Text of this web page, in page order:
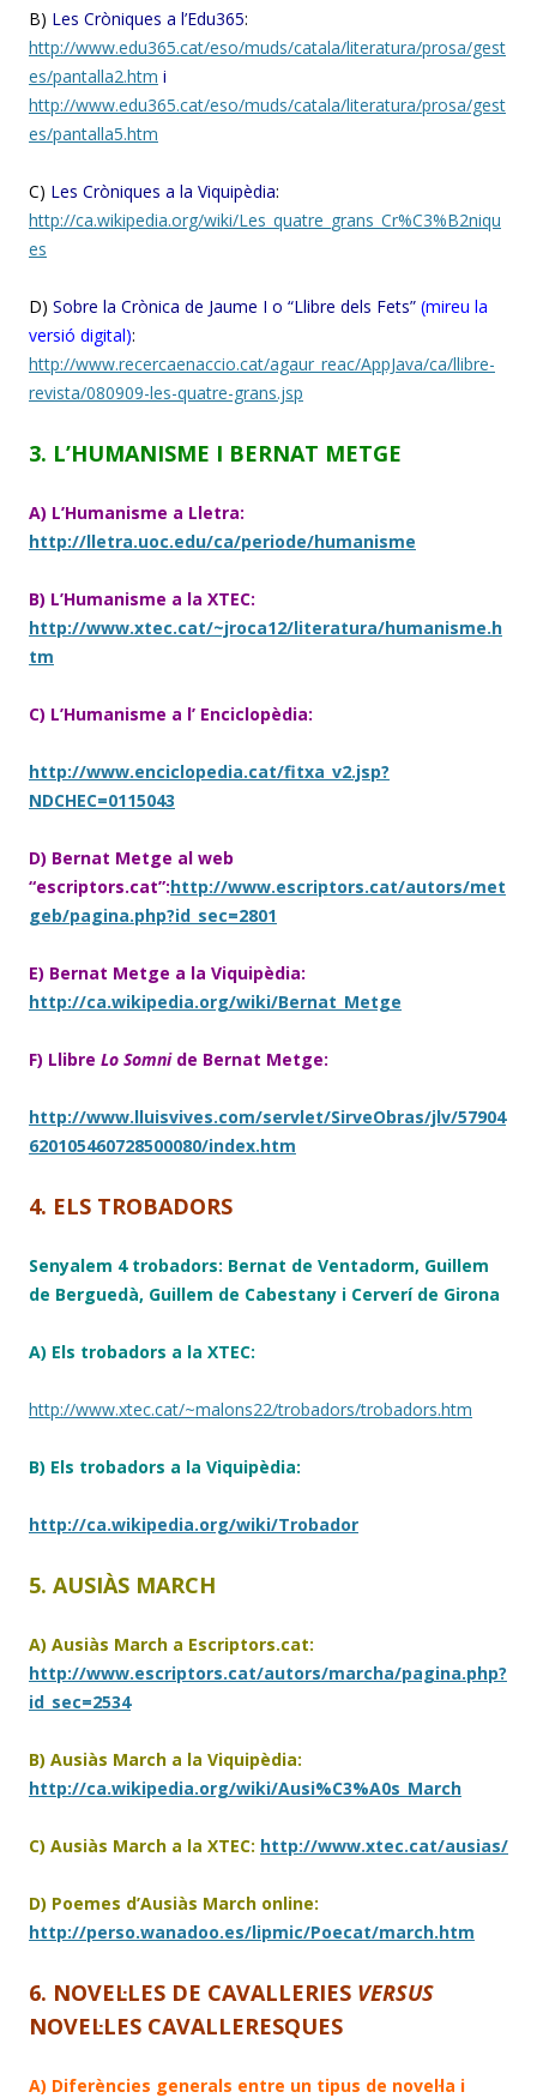
B) Les Cròniques a l’Edu365:
http://www.edu365.cat/eso/muds/catala/literatura/prosa/gest
es/pantalla2.htm i
http://www.edu365.cat/eso/muds/catala/literatura/prosa/gest
es/pantalla5.htm
C) Les Cròniques a la Viquipèdia:
http://ca.wikipedia.org/wiki/Les_quatre_grans_Cr%C3%B2niqu
es
D) Sobre la Crònica de Jaume I o “Llibre dels Fets” (mireu la
versió digital):
http://www.recercaenaccio.cat/agaur_reac/AppJava/ca/llibre-
revista/080909-les-quatre-grans.jsp
3. L’HUMANISME I BERNAT METGE
A) L’Humanisme a Lletra:
http://lletra.uoc.edu/ca/periode/humanisme
B) L’Humanisme a la XTEC:
http://www.xtec.cat/~jroca12/literatura/humanisme.h
tm
C) L’Humanisme a l’ Enciclopèdia:
http://www.enciclopedia.cat/fitxa_v2.jsp?
NDCHEC=0115043
D) Bernat Metge al web
“escriptors.cat”:http://www.escriptors.cat/autors/met
geb/pagina.php?id_sec=2801
E) Bernat Metge a la Viquipèdia:
http://ca.wikipedia.org/wiki/Bernat_Metge
F) Llibre Lo Somni de Bernat Metge:
http://www.lluisvives.com/servlet/SirveObras/jlv/57904
620105460728500080/index.htm
4. ELS TROBADORS
Senyalem 4 trobadors: Bernat de Ventadorm, Guillem
de Berguedà, Guillem de Cabestany i Cerverí de Girona
A) Els trobadors a la XTEC:
http://www.xtec.cat/~malons22/trobadors/trobadors.htm
B) Els trobadors a la Viquipèdia:
http://ca.wikipedia.org/wiki/Trobador
5. AUSIÀS MARCH
A) Ausiàs March a Escriptors.cat:
http://www.escriptors.cat/autors/marcha/pagina.php?
id_sec=2534
B) Ausiàs March a la Viquipèdia:
http://ca.wikipedia.org/wiki/Ausi%C3%A0s_March
C) Ausiàs March a la XTEC: http://www.xtec.cat/ausias/
D) Poemes d’Ausiàs March online:
http://perso.wanadoo.es/lipmic/Poecat/march.htm
6. NOVEL·LES DE CAVALLERIES VERSUS
NOVEL·LES CAVALLERESQUES
A) Diferències generals entre un tipus de novel·la i